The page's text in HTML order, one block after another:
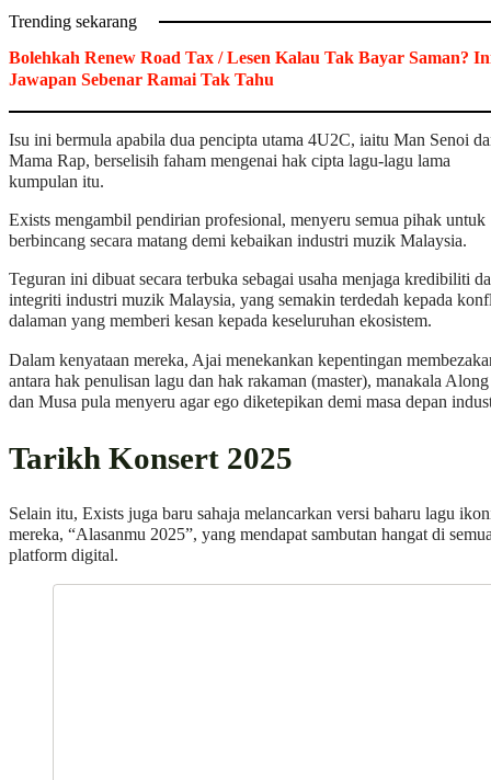
Trending sekarang
Bolehkah Renew Road Tax / Lesen Kalau Tak Bayar Saman?
Jawapan Sebenar Ramai Tak Tahu
Isu ini bermula apabila dua pencipta utama 4U2C, iaitu Man Senoi
Mama Rap, berselisih faham mengenai hak cipta lagu-lagu lama
kumpulan itu.
Exists mengambil pendirian profesional, menyeru semua pihak untuk
berbincang secara matang demi kebaikan industri muzik Malaysia.
Teguran ini dibuat secara terbuka sebagai usaha menjaga kredibiliti
integriti industri muzik Malaysia, yang semakin terdedah kepada
dalaman yang memberi kesan kepada keseluruhan ekosistem.
Dalam kenyataan mereka, Ajai menekankan kepentingan
antara hak penulisan lagu dan hak rakaman (master), manakala Along
dan Musa pula menyeru agar ego diketepikan demi masa depan
Tarikh Konsert 2025
Selain itu, Exists juga baru sahaja melancarkan versi baharu lagu
mereka, “Alasanmu 2025”, yang mendapat sambutan hangat di
platform digital.